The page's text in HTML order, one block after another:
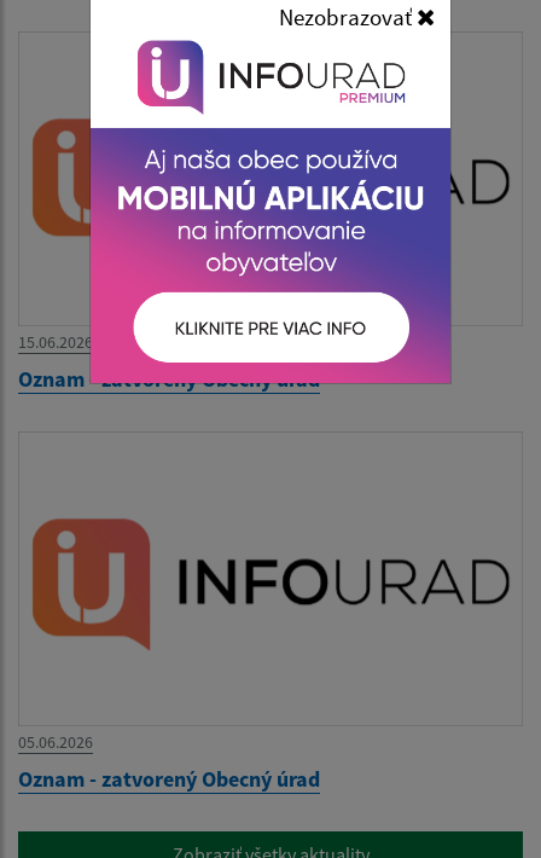
Nezobrazovať
15.06.2026
Oznam - zatvorený Obecný úrad
05.06.2026
Oznam - zatvorený Obecný úrad